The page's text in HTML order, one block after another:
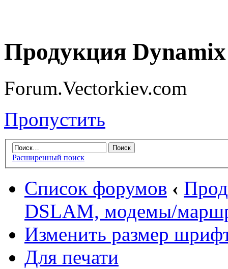
Продукция
Forum.Vectorkiev.com
Пропустить
Расширенный поиск
Список форумов ‹
DSLAM, модемы/
Изменить размер
Для печати